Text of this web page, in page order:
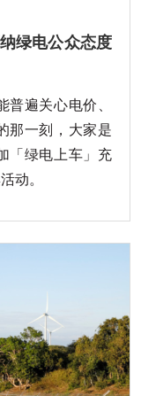
绿电公众态度
遍关心电价、
那一刻，大家是
「绿电上车」充
动。